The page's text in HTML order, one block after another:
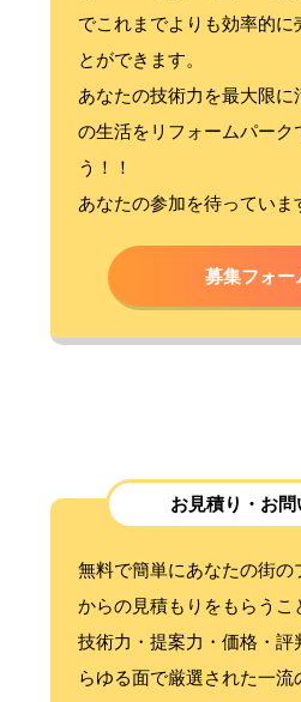
でこれまでよりも効率的に
とができます。
あなたの技術力を最大限に
の生活をリフォームパーク
う！！
あなたの参加を待っていま
募集フォー
お見積り・お問
無料で簡単にあなたの街の
からの見積もりをもらうこ
技術力・提案力・価格・評
らゆる面で厳選された一流